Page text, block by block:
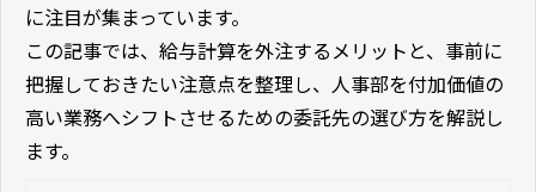
に注目が集まっています。
この記事では、給与計算を外注するメリットと、事前に
把握しておきたい注意点を整理し、人事部を付加価値の
高い業務へシフトさせるための委託先の選び方を解説し
ます。